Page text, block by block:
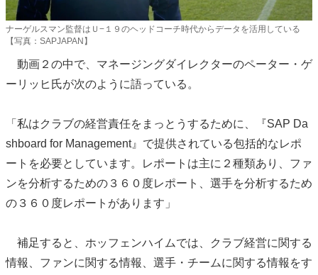
ナーゲルスマン監督はＵ−１９のヘッドコーチ時代からデータを活用している
【写真：SAPJAPAN】
動画２の中で、マネージングダイレクターのペーター・ゲ
ーリッヒ氏が次のように語っている。
「私はクラブの経営責任をまっとうするために、『SAP Da
shboard for Management』で提供されている包括的なレポ
ートを必要としています。レポートは主に２種類あり、ファ
ンを分析するための３６０度レポート、選手を分析するため
の３６０度レポートがあります」
補足すると、ホッフェンハイムでは、クラブ経営に関する
情報、ファンに関する情報、選手・チームに関する情報をす